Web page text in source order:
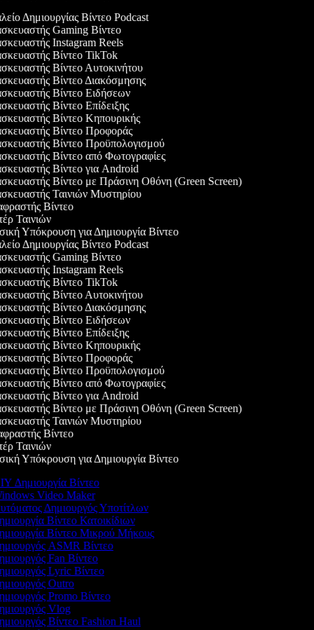
Δημιουργίας Βίντεο Podcast
Gaming Βίντεο
Instagram Reels
Βίντεο TikTok
Βίντεο Αυτοκινήτου
Βίντεο Διακόσμησης
Βίντεο Ειδήσεων
Βίντεο Επίδειξης
Βίντεο Κηπουρικής
Βίντεο Προφοράς
Βίντεο Προϋπολογισμού
Βίντεο από Φωτογραφίες
Βίντεο για Android
Βίντεο με Πράσινη Οθόνη (Green Screen)
Ταινιών Μυστηρίου
Βίντεο
Ταινιών
Υπόκρουση για Δημιουργία Βίντεο
Δημιουργίας Βίντεο Podcast
Gaming Βίντεο
Instagram Reels
Βίντεο TikTok
Βίντεο Αυτοκινήτου
Βίντεο Διακόσμησης
Βίντεο Ειδήσεων
Βίντεο Επίδειξης
Βίντεο Κηπουρικής
Βίντεο Προφοράς
Βίντεο Προϋπολογισμού
Βίντεο από Φωτογραφίες
Βίντεο για Android
Βίντεο με Πράσινη Οθόνη (Green Screen)
Ταινιών Μυστηρίου
Βίντεο
Ταινιών
Υπόκρουση για Δημιουργία Βίντεο
Δημιουργία Βίντεο
Video Maker
Δημιουργός Υποτίτλων
Βίντεο Κατοικίδιων
Βίντεο Μικρού Μήκους
ASMR Βίντεο
Fan Βίντεο
Lyric Βίντεο
Outro
Promo Βίντεο
Vlog
Βίντεο Fashion Haul